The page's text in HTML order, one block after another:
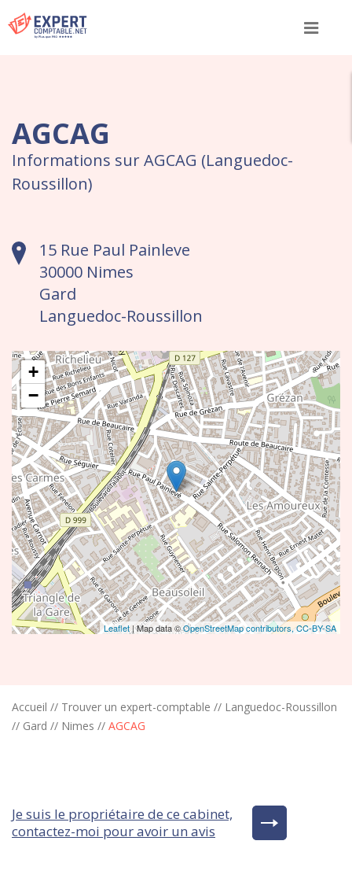
Menu
AGCAG
Informations sur AGCAG (Languedoc-
Roussillon)
15 Rue Paul Painleve
30000 Nimes
Gard
Languedoc-Roussillon
+
−
Leaflet | Map data ©OpenStreetMap contributors,CC-BY-SA
Accueil // Trouver un expert-comptable // Languedoc-Roussillon
// Gard // Nimes // AGCAG
Je suis le propriétaire de ce cabinet,
contactez-moi pour avoir un avis